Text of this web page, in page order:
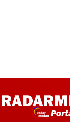
Kabupaten Karo